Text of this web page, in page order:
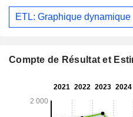
ETL: Graphique dynamique
Compte de Résultat et